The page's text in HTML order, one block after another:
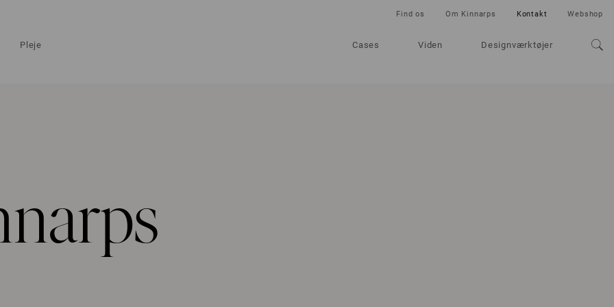
Pleje Cases Viden Designværktøjer
Find os Om Kinnarps Kontakt Webshop